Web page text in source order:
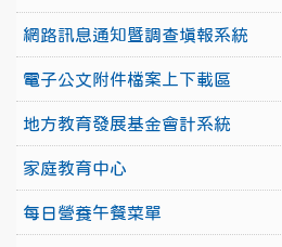
網路訊息通知暨調查填報系統
電子公文附件檔案上下載區
地方教育發展基金會計系統
家庭教育中心
每日營養午餐菜單